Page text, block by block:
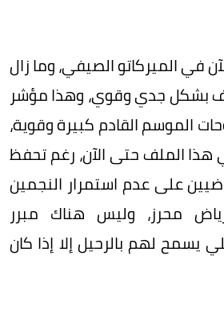
في الميركاتو الصيفي، وما زال
بشكل جدي وقوي، وهذا مؤشر
الموسم القادم كبيرة وقوية،
هذا الملف حتى الآن، رغم تحفظ
على عدم استمرار النجمين
محرز، وليس هناك مبرر
يسمح لهم بالرحيل إلا إذا كان